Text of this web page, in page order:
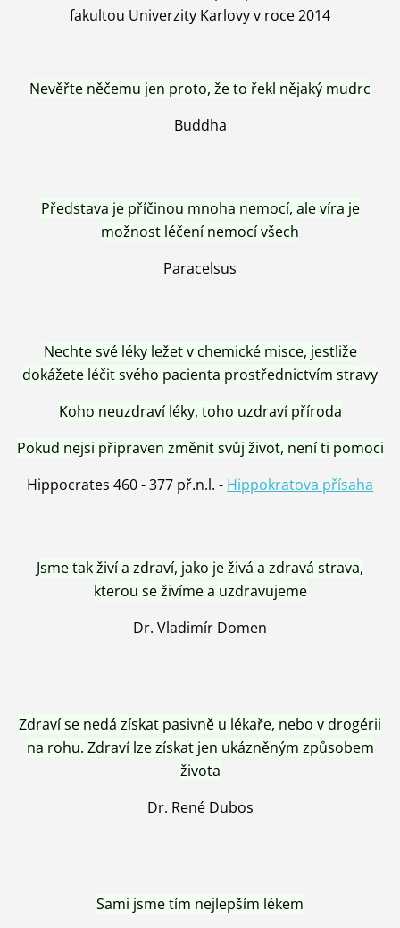
fakultou Univerzity Karlovy v roce 2014
Nevěřte něčemu jen proto, že to řekl nějaký mudrc
Buddha
Představa je příčinou mnoha nemocí, ale víra je
možnost léčení nemocí všech
Paracelsus
Nechte své léky ležet v chemické misce, jestliže
dokážete léčit svého pacienta prostřednictvím stravy
Koho neuzdraví léky, toho uzdraví příroda
Pokud nejsi připraven změnit svůj život, není ti pomoci
Hippocrates 460 - 377 př.n.l. - Hippokratova přísaha
Jsme tak živí a zdraví, jako je živá a zdravá strava,
kterou se živíme a uzdravujeme
Dr. Vladimír Domen
Zdraví se nedá získat pasivně u lékaře, nebo v drogérii
na rohu. Zdraví lze získat jen ukázněným způsobem
života
Dr. René Dubos
Sami jsme tím nejlepším lékem